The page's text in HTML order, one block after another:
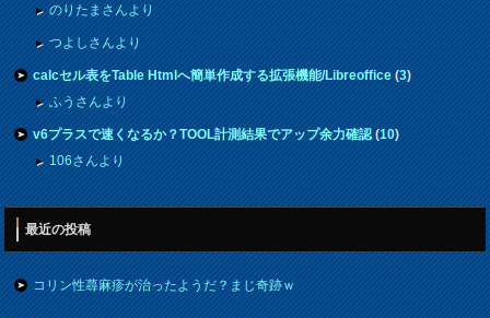
のりたまさんより
つよしさんより
calcセル表をTable Htmlへ簡単作成する拡張機能/Libreoffice(3)
ふうさんより
v6プラスで速くなるか？TOOL計測結果でアップ余力確認(10)
106さんより
最近の投稿
コリン性蕁麻疹が治ったようだ？まじ奇跡ｗ